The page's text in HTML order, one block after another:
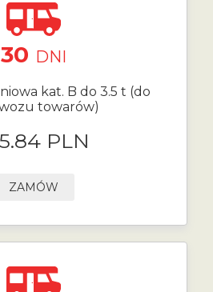
30 DNI
kat. B do 3.5 t (do
towarów)
PLN
ZAMÓW